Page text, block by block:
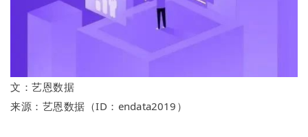
文：艺恩数据
来源：艺恩数据（ID： endata2019）